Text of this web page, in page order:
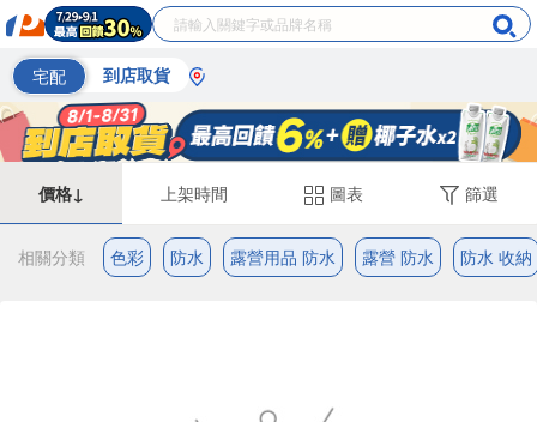
宅配 到店取貨
價格↓ 上架時間 圖表 篩選
相關分類 色彩 防水 露營用品 防水 露營 防水 防水 收納